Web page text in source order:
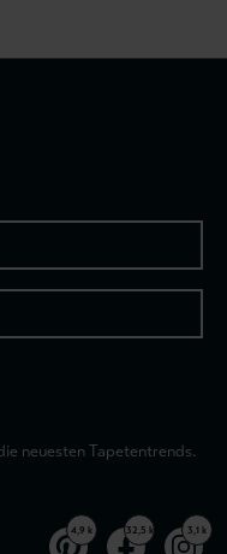
neuesten Tapetentrends.
4,9 k 32,5 k 3,1 k